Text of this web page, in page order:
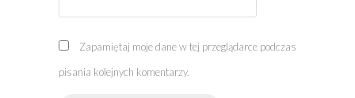
Zapamiętaj moje dane w tej przeglądarce podczas
pisania kolejnych komentarzy.